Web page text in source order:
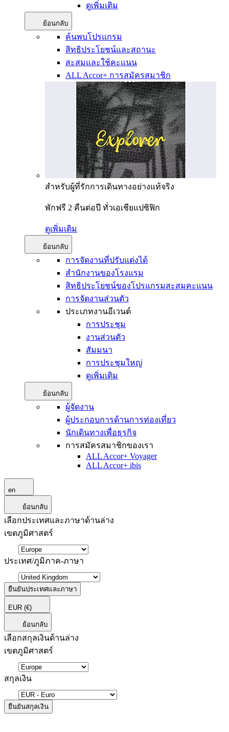
ดูเพิ่มเติม
ย้อนกลับ
ค้นพบโปรแกรม
สิทธิประโยชน์และสถานะ
สะสมและใช้คะแนน
ALL Accor+ การสมัครสมาชิก
สำหรับผู้ที่รักการเดินทางอย่างแท้จริง
พักฟรี 2 คืนต่อปี ทั่วเอเชียแปซิฟิก
ดูเพิ่มเติม
ย้อนกลับ
การจัดงานที่ปรับแต่งได้
สำนักงานของโรงแรม
สิทธิประโยชน์ของโปรแกรมสะสมคะแนน
การจัดงานส่วนตัว
ประเภทงานอีเวนต์
การประชุม
งานส่วนตัว
สัมมนา
การประชุมใหญ่
ดูเพิ่มเติม
ย้อนกลับ
ผู้จัดงาน
ผู้ประกอบการด้านการท่องเที่ยว
นักเดินทางเพื่อธุรกิจ
การสมัครสมาชิกของเรา
ALL Accor+ Voyager
ALL Accor+ ibis
en
ย้อนกลับ
เลือกประเทศและภาษาด้านล่าง
เขตภูมิศาสตร์
ประเทศ/ภูมิภาค-ภาษา
ยืนยันประเทศและภาษา
EUR (€)
ย้อนกลับ
เลือกสกุลเงินด้านล่าง
เขตภูมิศาสตร์
สกุลเงิน
ยืนยันสกุลเงิน